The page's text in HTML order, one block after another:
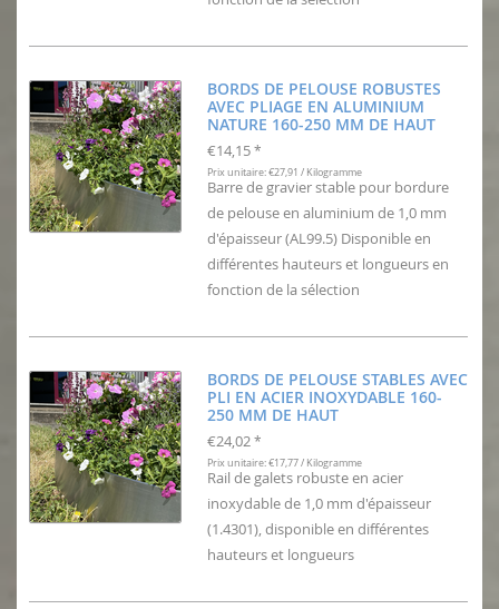
BORDS DE PELOUSE ROBUSTES
AVEC PLIAGE EN ALUMINIUM
NATURE 160-250 MM DE HAUT
€14,15 *
Prix unitaire: €27,91 / Kilogramme
Barre de gravier stable pour bordure
de pelouse en aluminium de 1,0 mm
d'épaisseur (AL99.5) Disponible en
différentes hauteurs et longueurs en
fonction de la sélection
BORDS DE PELOUSE STABLES AVEC
PLI EN ACIER INOXYDABLE 160-
250 MM DE HAUT
€24,02 *
Prix unitaire: €17,77 / Kilogramme
Rail de galets robuste en acier
inoxydable de 1,0 mm d'épaisseur
(1.4301), disponible en différentes
hauteurs et longueurs